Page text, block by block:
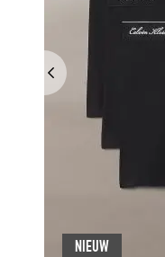
NIEUW